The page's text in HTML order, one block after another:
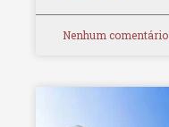
Nenhum comentário